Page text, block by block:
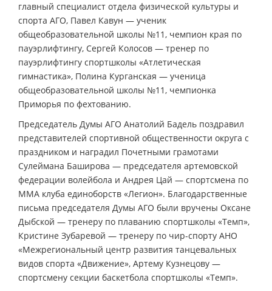
главный специалист отдела физической культуры и
спорта АГО, Павел Кавун — ученик
общеобразовательной школы №11, чемпион края по
пауэрлифтингу, Сергей Колосов — тренер по
пауэрлифтингу спортшколы «Атлетическая
гимнастика», Полина Курганская — ученица
общеобразовательной школы №11, чемпионка
Приморья по фехтованию.
Председатель Думы АГО Анатолий Бадель поздравил
представителей спортивной общественности округа с
праздником и наградил Почетными грамотами
Сулеймана Баширова — председателя артемовской
федерации волейбола и Андрея Цай — спортсмена по
ММА клуба единоборств «Легион». Благодарственные
письма председателя Думы АГО были вручены Оксане
Дыбской — тренеру по плаванию спортшколы «Темп»,
Кристине Зубаревой — тренеру по чир-спорту АНО
«Межрегиональный центр развития танцевальных
видов спорта «Движение», Артему Кузнецову —
спортсмену секции баскетбола спортшколы «Темп».